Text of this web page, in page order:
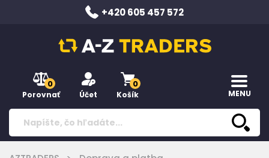
+420 605 457 572
0
Porovnať Účet
0
Košík MENU